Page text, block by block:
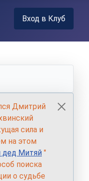
Вход в Клуб
Дмитрий
сила и
на этом
Митяй "
поиска
о судьбе